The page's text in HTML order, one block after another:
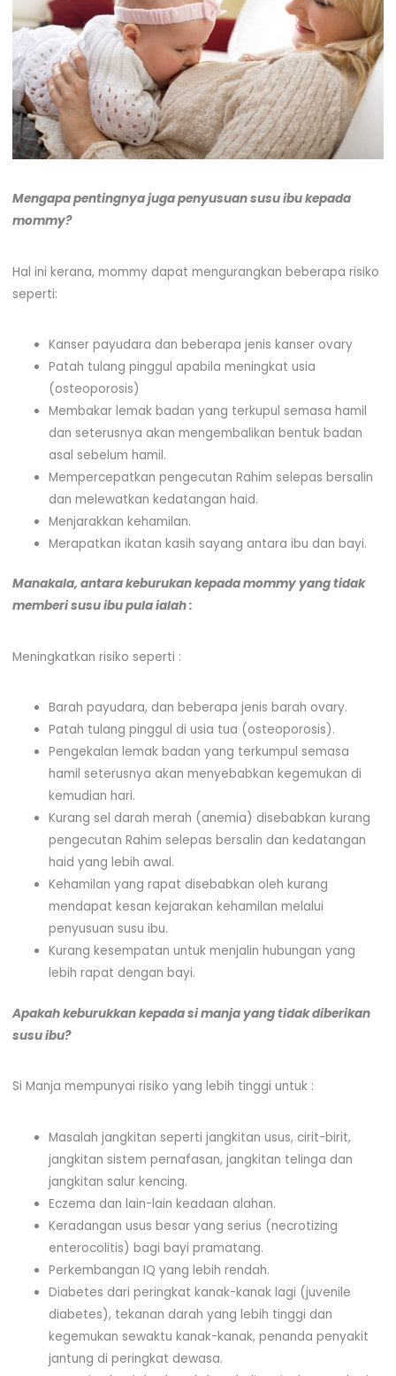
Mengapa pentingnya juga penyusuan susu ibu kepada
mommy?
Hal ini kerana, mommy dapat mengurangkan beberapa risiko
seperti:
Kanser payudara dan beberapa jenis kanser ovary
Patah tulang pinggul apabila meningkat usia
(osteoporosis)
Membakar lemak badan yang terkupul semasa hamil
dan seterusnya akan mengembalikan bentuk badan
asal sebelum hamil.
Mempercepatkan pengecutan Rahim selepas bersalin
dan melewatkan kedatangan haid.
Menjarakkan kehamilan.
Merapatkan ikatan kasih sayang antara ibu dan bayi.
Manakala, antara keburukan kepada mommy yang tidak
memberi susu ibu pula ialah :
Meningkatkan risiko seperti :
Barah payudara, dan beberapa jenis barah ovary.
Patah tulang pinggul di usia tua (osteoporosis).
Pengekalan lemak badan yang terkumpul semasa
hamil seterusnya akan menyebabkan kegemukan di
kemudian hari.
Kurang sel darah merah (anemia) disebabkan kurang
pengecutan Rahim selepas bersalin dan kedatangan
haid yang lebih awal.
Kehamilan yang rapat disebabkan oleh kurang
mendapat kesan kejarakan kehamilan melalui
penyusuan susu ibu.
Kurang kesempatan untuk menjalin hubungan yang
lebih rapat dengan bayi.
Apakah keburukkan kepada si manja yang tidak diberikan
susu ibu?
Si Manja mempunyai risiko yang lebih tinggi untuk :
Masalah jangkitan seperti jangkitan usus, cirit-birit,
jangkitan sistem pernafasan, jangkitan telinga dan
jangkitan salur kencing.
Eczema dan lain-lain keadaan alahan.
Keradangan usus besar yang serius (necrotizing
enterocolitis) bagi bayi pramatang.
Perkembangan IQ yang lebih rendah.
Diabetes dari peringkat kanak-kanak lagi (juvenile
diabetes), tekanan darah yang lebih tinggi dan
kegemukan sewaktu kanak-kanak, penanda penyakit
jantung di peringkat dewasa.